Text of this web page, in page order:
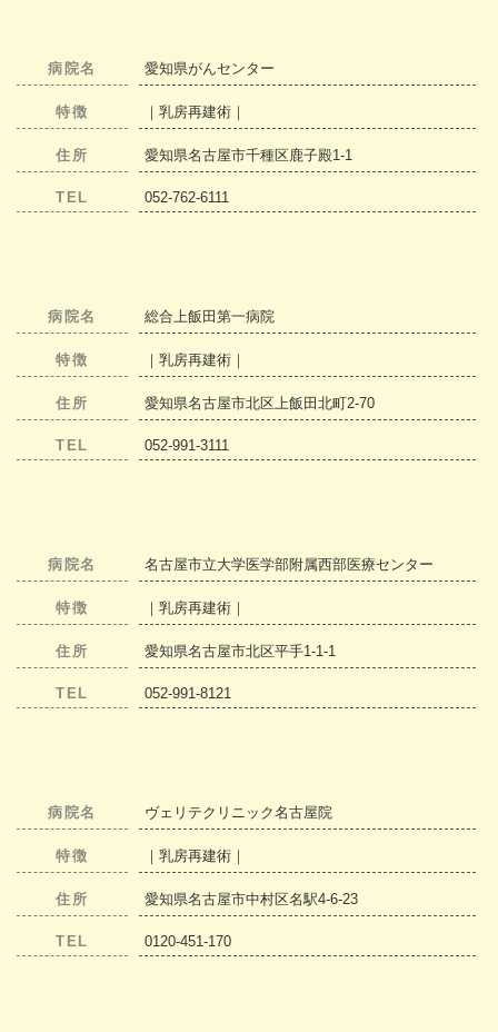
病院名 愛知県がんセンター
特徴 ｜乳房再建術｜
住所 愛知県名古屋市千種区鹿子殿1-1
TEL 052-762-6111
病院名 総合上飯田第一病院
特徴 ｜乳房再建術｜
住所 愛知県名古屋市北区上飯田北町2-70
TEL 052-991-3111
病院名 名古屋市立大学医学部附属西部医療センター
特徴 ｜乳房再建術｜
住所 愛知県名古屋市北区平手1-1-1
TEL 052-991-8121
病院名 ヴェリテクリニック名古屋院
特徴 ｜乳房再建術｜
住所 愛知県名古屋市中村区名駅4-6-23
TEL 0120-451-170